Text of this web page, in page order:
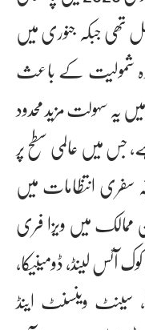
تھی جبکہ جنوری میں
شمولیت کے باعث
ہوئی ہے۔مزید بتایا گیا کہ مئی 2026میں یہ سہولت مزید محدود
ہے، جس میں عالمی سطح پر
سفری انتظامات میں
ممالک میں ویزا فری
لینڈ، ڈومینیکا،
سینٹ وینسنٹ اینڈ